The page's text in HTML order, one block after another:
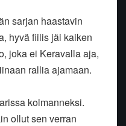
sarjan haastavin
hyvä fiilis jäi kaiken
joka ei Keravalla aja,
rallia ajamaan.
kolmanneksi.
ollut sen verran